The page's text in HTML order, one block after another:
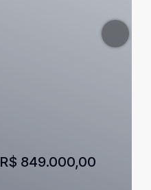
R$ 849.000,00